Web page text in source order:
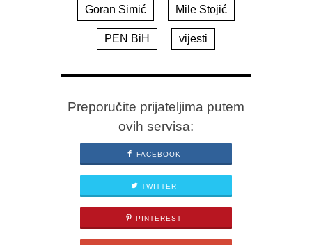
Goran Simić Mile Stojić
PEN BiH vijesti
Preporučite prijateljima putem
ovih servisa:
FACEBOOK
TWITTER
PINTEREST